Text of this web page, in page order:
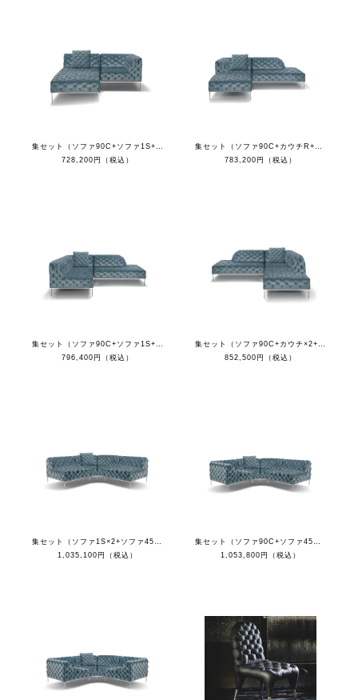
集セット（ソファ90C+ソファ1S+オットマン+クッション）
728,200円（税込）
集セット（ソファ90C+カウチR+オットマン+クッション）
783,200円（税込）
集セット（ソファ90C+ソファ1S+カウチR+クッション）
796,400円（税込）
集セット（ソファ90C+カウチ×2+クッション）
852,500円（税込）
集セット（ソファ1S×2+ソファ45C×2+クッション）
1,035,100円（税込）
集セット（ソファ90C+ソファ45C×2+ソファ1S+クッション）
1,053,800円（税込）